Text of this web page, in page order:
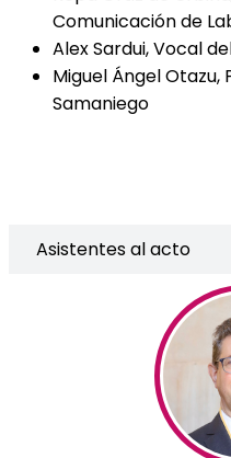
Comunicación de
Alex Sardui, Vocal
Miguel Ángel
Samaniego
Asistentes al acto